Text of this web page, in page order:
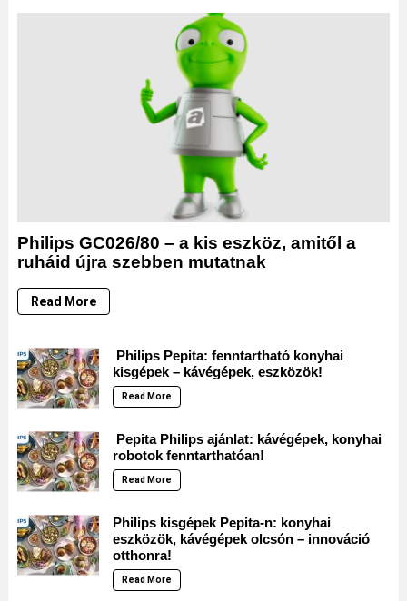
Philips GC026/80 – a kis eszköz, amitől a
ruháid újra szebben mutatnak
Read More
Philips Pepita: fenntartható konyhai
kisgépek – kávégépek, eszközök!
Read More
Pepita Philips ajánlat: kávégépek, konyhai
robotok fenntarthatóan!
Read More
Philips kisgépek Pepita-n: konyhai
eszközök, kávégépek olcsón – innováció
otthonra!
Read More